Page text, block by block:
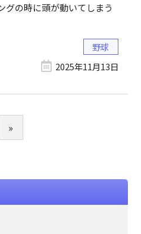
グの時に頭が動いてしまう
野球
2025年11月13日
»